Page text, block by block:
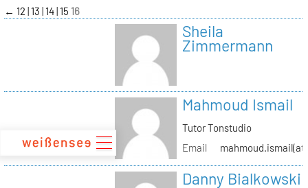
zum
Inhalt
← 12 13 14 15 16
Sheila
Zimmermann
Mahmoud Ismail
Tutor Tonstudio
Email
Danny Bialkowski